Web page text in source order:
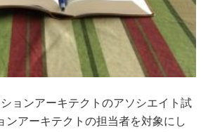
ョンアーキテクトのアソシエイト試
ンアーキテクトの担当者を対象にし